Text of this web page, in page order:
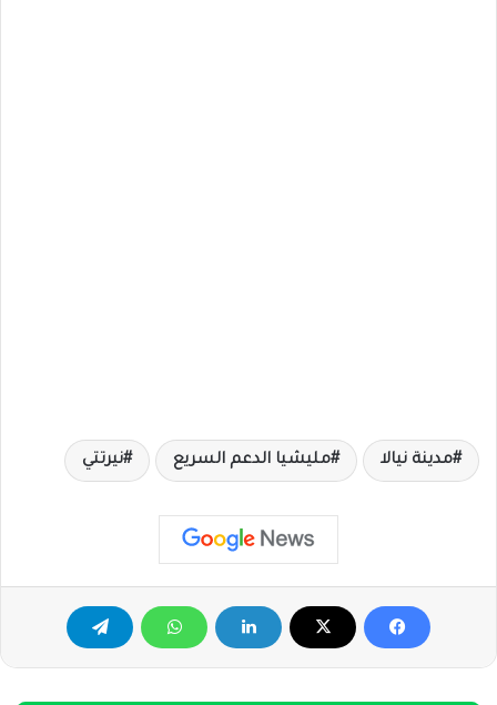
مدينة نيالا مليشيا الدعم السريع نيرتتي